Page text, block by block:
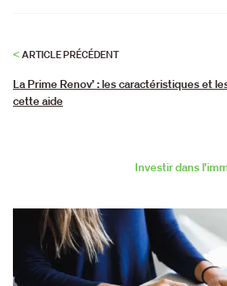
<ARTICLE PRÉCÉDENT
La Prime Renov’ : les caractéristiques et
cette aide
Investir dans